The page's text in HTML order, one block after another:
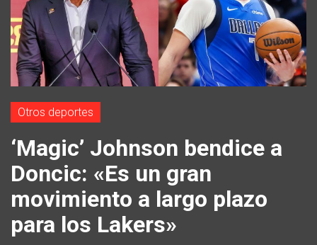
Otros deportes
‘Magic’ Johnson bendice a
Doncic: «Es un gran
movimiento a largo plazo
para los Lakers»